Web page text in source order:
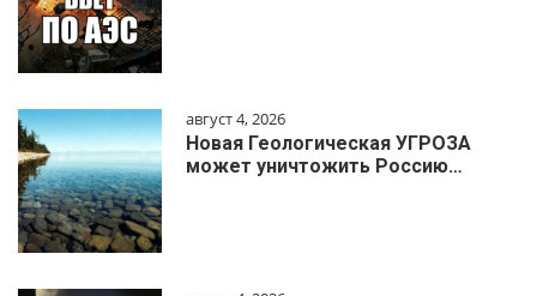
август 4, 2026
Новая Геологическая УГРОЗА
может уничтожить Россию…